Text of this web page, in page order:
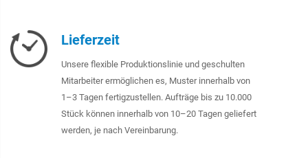
Lieferzeit
Unsere flexible Produktionslinie und geschulten
Mitarbeiter ermöglichen es, Muster innerhalb von
1–3 Tagen fertigzustellen. Aufträge bis zu 10.000
Stück können innerhalb von 10–20 Tagen geliefert
werden, je nach Vereinbarung.